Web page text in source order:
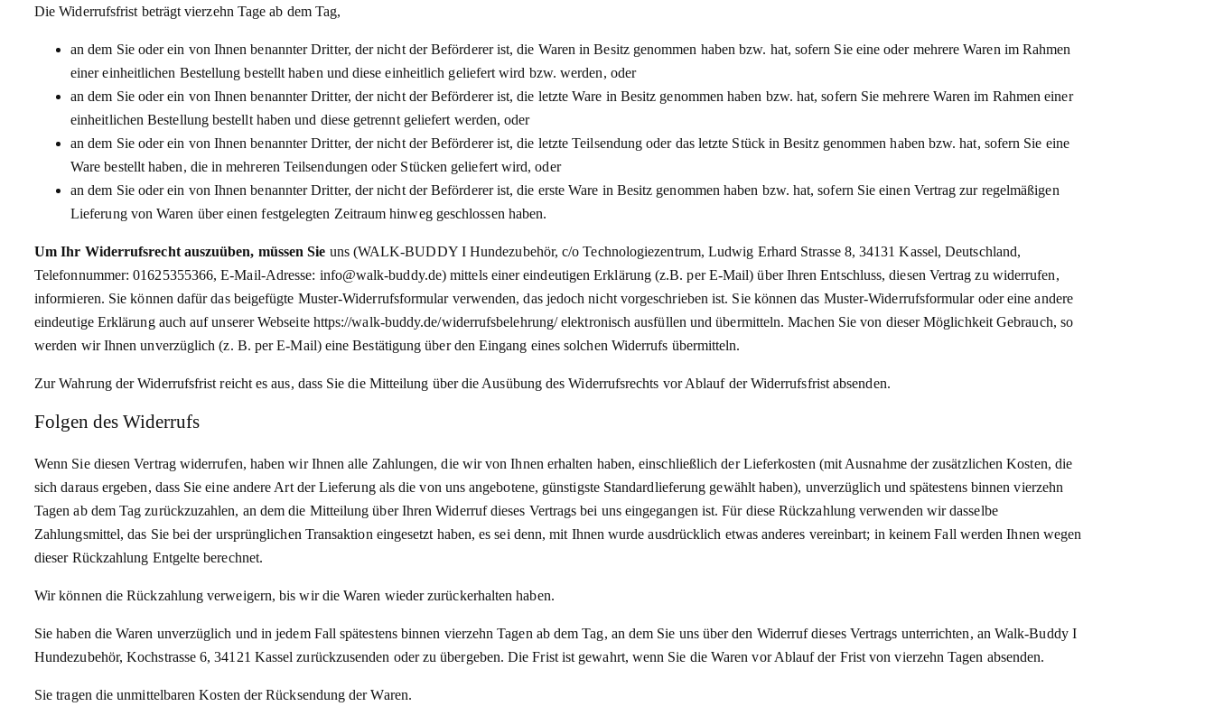
Die Widerrufsfrist beträgt vierzehn Tage ab dem Tag,
an dem Sie oder ein von Ihnen benannter Dritter, der nicht der Beförderer ist, die Waren in Besitz genommen haben bzw. hat, sofern Sie eine oder mehrere Waren im Rahmen
einer einheitlichen Bestellung bestellt haben und diese einheitlich geliefert wird bzw. werden, oder
an dem Sie oder ein von Ihnen benannter Dritter, der nicht der Beförderer ist, die letzte Ware in Besitz genommen haben bzw. hat, sofern Sie mehrere Waren im Rahmen einer
einheitlichen Bestellung bestellt haben und diese getrennt geliefert werden, oder
an dem Sie oder ein von Ihnen benannter Dritter, der nicht der Beförderer ist, die letzte Teilsendung oder das letzte Stück in Besitz genommen haben bzw. hat, sofern Sie eine
Ware bestellt haben, die in mehreren Teilsendungen oder Stücken geliefert wird, oder
an dem Sie oder ein von Ihnen benannter Dritter, der nicht der Beförderer ist, die erste Ware in Besitz genommen haben bzw. hat, sofern Sie einen Vertrag zur regelmäßigen
Lieferung von Waren über einen festgelegten Zeitraum hinweg geschlossen haben.
Um Ihr Widerrufsrecht auszuüben, müssen Sie uns (WALK-BUDDY I Hundezubehör, c/o Technologiezentrum, Ludwig Erhard Strasse 8, 34131 Kassel, Deutschland,
Telefonnummer: 01625355366, E-Mail-Adresse: info@walk-buddy.de) mittels einer eindeutigen Erklärung (z.B. per E-Mail) über Ihren Entschluss, diesen Vertrag zu widerrufen,
informieren. Sie können dafür das beigefügte Muster-Widerrufsformular verwenden, das jedoch nicht vorgeschrieben ist. Sie können das Muster-Widerrufsformular oder eine andere
eindeutige Erklärung auch auf unserer Webseite https://walk-buddy.de/widerrufsbelehrung/ elektronisch ausfüllen und übermitteln. Machen Sie von dieser Möglichkeit Gebrauch, so
werden wir Ihnen unverzüglich (z. B. per E-Mail) eine Bestätigung über den Eingang eines solchen Widerrufs übermitteln.
Zur Wahrung der Widerrufsfrist reicht es aus, dass Sie die Mitteilung über die Ausübung des Widerrufsrechts vor Ablauf der Widerrufsfrist absenden.
Folgen des Widerrufs
Wenn Sie diesen Vertrag widerrufen, haben wir Ihnen alle Zahlungen, die wir von Ihnen erhalten haben, einschließlich der Lieferkosten (mit Ausnahme der zusätzlichen Kosten, die
sich daraus ergeben, dass Sie eine andere Art der Lieferung als die von uns angebotene, günstigste Standardlieferung gewählt haben), unverzüglich und spätestens binnen vierzehn
Tagen ab dem Tag zurückzuzahlen, an dem die Mitteilung über Ihren Widerruf dieses Vertrags bei uns eingegangen ist. Für diese Rückzahlung verwenden wir dasselbe
Zahlungsmittel, das Sie bei der ursprünglichen Transaktion eingesetzt haben, es sei denn, mit Ihnen wurde ausdrücklich etwas anderes vereinbart; in keinem Fall werden Ihnen wegen
dieser Rückzahlung Entgelte berechnet.
Wir können die Rückzahlung verweigern, bis wir die Waren wieder zurückerhalten haben.
Sie haben die Waren unverzüglich und in jedem Fall spätestens binnen vierzehn Tagen ab dem Tag, an dem Sie uns über den Widerruf dieses Vertrags unterrichten, an Walk-Buddy I
Hundezubehör, Kochstrasse 6, 34121 Kassel zurückzusenden oder zu übergeben. Die Frist ist gewahrt, wenn Sie die Waren vor Ablauf der Frist von vierzehn Tagen absenden.
Sie tragen die unmittelbaren Kosten der Rücksendung der Waren.